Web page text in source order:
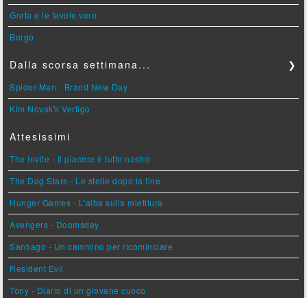
Greta e le favole vere
Borgo
Dalla scorsa settimana... ❯
Spider-Man - Brand New Day
Kim Novak's Vertigo
Attesissimi
The Invite - Il piacere è tutto nostro
The Dog Stars - Le stelle dopo la fine
Hunger Games - L'alba sulla mietitura
Avengers - Doomsday
Santiago - Un cammino per ricominciare
Resident Evil
Tony - Diario di un giovane cuoco